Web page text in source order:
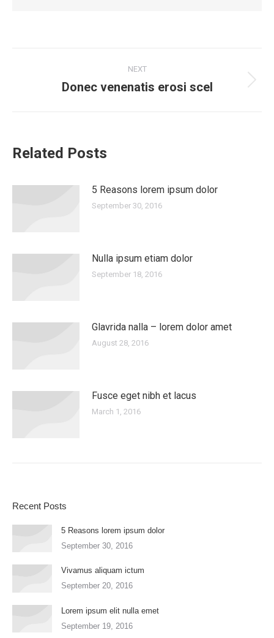
navigation
NEXT
Next
Donec venenatis erosi scel
Related Posts
5 Reasons lorem ipsum dolor
September 30, 2016
Nulla ipsum etiam dolor
September 18, 2016
Glavrida nalla – lorem dolor amet
August 28, 2016
Fusce eget nibh et lacus
March 1, 2016
Recent Posts
5 Reasons lorem ipsum dolor
September 30, 2016
Vivamus aliquam ictum
September 20, 2016
Lorem ipsum elit nulla emet
September 19, 2016